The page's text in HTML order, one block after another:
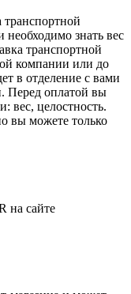
транспортной
необходимо знать вес
транспортной
компании или до
в отделение с вами
Перед оплатой вы
вес, целостность.
вы можете только
на сайте